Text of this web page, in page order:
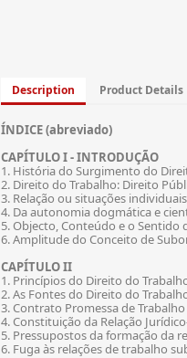
Description Product Details
ÍNDICE (abreviado)
CAPÍTULO I - INTRODUÇÃO
1. História do Surgimento do
2. Direito do Trabalho: Direito
3. Relação ou situações
4. Da autonomia dogmática e
5. Objecto, Conteúdo e o Sentido
6. Amplitude do Conceito de
CAPÍTULO II
1. Princípios do Direito do
2. As Fontes do Direito do
3. Contrato Promessa de Trabalho
4. Constituição da Relação
5. Pressupostos da formação da
6. Fuga às relações de trabalho